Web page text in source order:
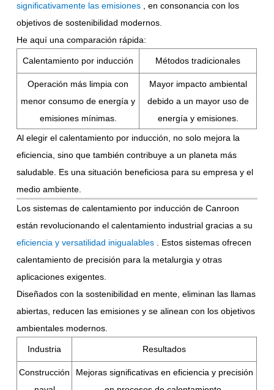
significativamente las emisiones , en consonancia con los
objetivos de sostenibilidad modernos.
He aquí una comparación rápida:
Calentamiento por inducción Métodos tradicionales
Operación más limpia con
menor consumo de energía y
emisiones mínimas.
Mayor impacto ambiental
debido a un mayor uso de
energía y emisiones.
Al elegir el calentamiento por inducción, no solo mejora la
eficiencia, sino que también contribuye a un planeta más
saludable. Es una situación beneficiosa para su empresa y el
medio ambiente.
Los sistemas de calentamiento por inducción de Canroon
están revolucionando el calentamiento industrial gracias a su
eficiencia y versatilidad inigualables . Estos sistemas ofrecen
calentamiento de precisión para la metalurgia y otras
aplicaciones exigentes.
Diseñados con la sostenibilidad en mente, eliminan las llamas
abiertas, reducen las emisiones y se alinean con los objetivos
ambientales modernos.
Industria Resultados
Construcción
Mejoras significativas en eficiencia y precisión